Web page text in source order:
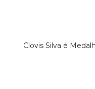
Clovis Silva é